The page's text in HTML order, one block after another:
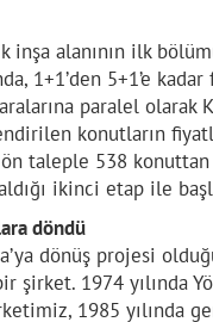
alanının ilk
1+1’den 5+1’e
paralel olarak
konutların
ön taleple 538
ikinci etap ile
döndü
dönüş projesi
şirket. 1974 yılında
1985 yılında